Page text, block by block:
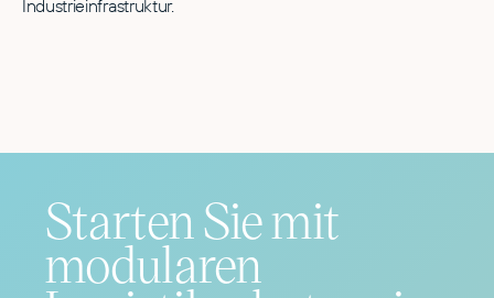
Industrieinfrastruktur.
Starten Sie mit
modularen